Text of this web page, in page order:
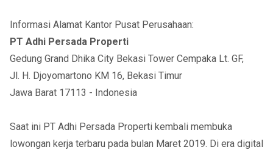
Informasi Alamat Kantor Pusat Perusahaan:
PT Adhi Persada Properti
Gedung Grand Dhika City Bekasi Tower Cempaka Lt. GF,
Jl. H. Djoyomartono KM 16, Bekasi Timur
Jawa Barat 17113 - Indonesia
Saat ini PT Adhi Persada Properti kembali membuka
lowongan kerja terbaru pada bulan Maret 2019. Di era digital